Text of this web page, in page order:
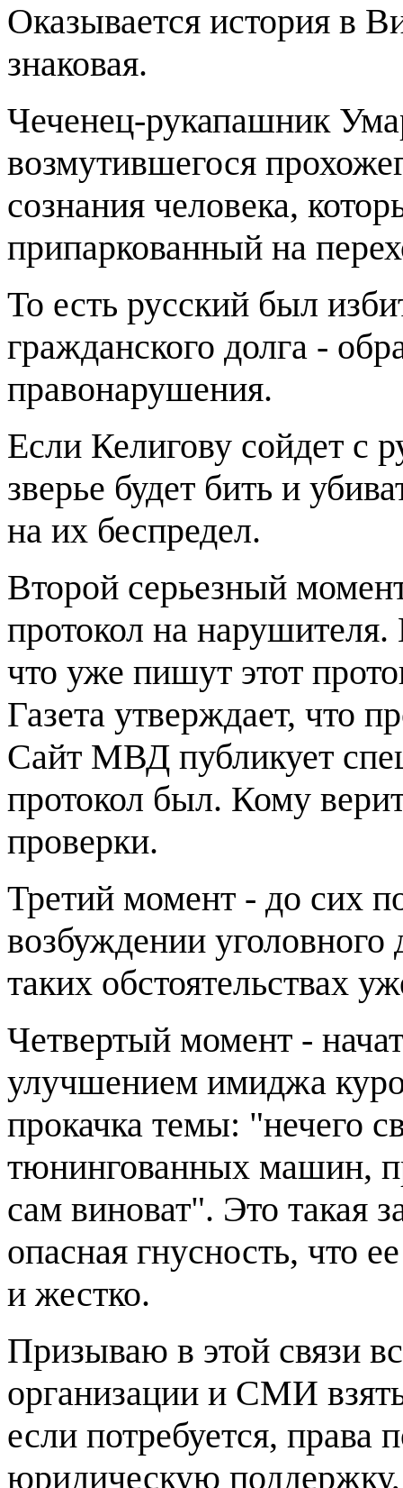
Оказывается история в
знаковая.
Чеченец-рукапашник
возмутившегося
сознания человека,
припаркованный на
То есть русский был
гражданского долга -
правонарушения.
Если Келигову сойдет с
зверье будет бить и
на их беспредел.
Второй серьезный
протокол на
что уже пишут этот
Газета утверждает, что
Сайт МВД публикует
протокол был. Кому
проверки.
Третий момент - до сих
возбуждении
таких обстоятельствах
Четвертый момент -
улучшением имиджа
прокачка темы: "нечего
тюнингованных машин,
сам виноват". Это такая
опасная гнусность, что
и жестко.
Призываю в этой связи
организации и СМИ
если потребуется, права
юридическую